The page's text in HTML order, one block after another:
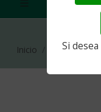
Si
Inicio Actualidad